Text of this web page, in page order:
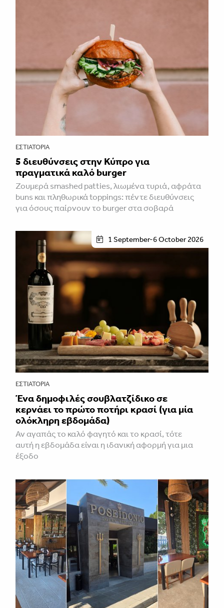
ΕΣΤΙΑΤΌΡΙΑ
5 διευθύνσεις στην Κύπρο για
πραγματικά καλό burger
Ζουμερά smashed patties, λιωμένα τυριά, αφράτα
buns και πληθωρικά toppings: πέντε διευθύνσεις
για όσους παίρνουν το burger στα σοβαρά
1 September-6 October 2026
ΕΣΤΙΑΤΌΡΙΑ
Ένα δημοφιλές σουβλατζίδικο σε
κερνάει το πρώτο ποτήρι κρασί (για μία
ολόκληρη εβδομάδα)
Αν αγαπάς το καλό φαγητό και το κρασί, τότε
αυτή η εβδομάδα είναι η ιδανική αφορμή για μια
έξοδο